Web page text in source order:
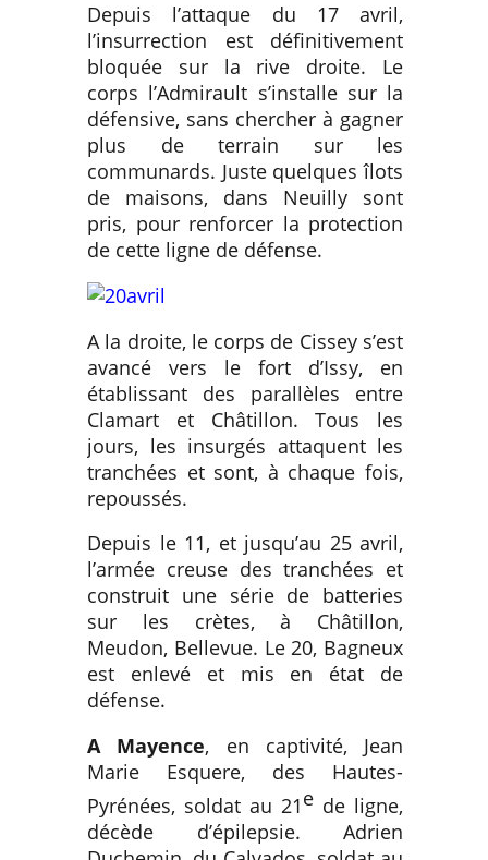
Depuis l’attaque du 17 avril,
l’insurrection est définitivement
bloquée sur la rive droite. Le
corps l’Admirault s’installe sur la
défensive, sans chercher à gagner
plus de terrain sur les
communards. Juste quelques îlots
de maisons, dans Neuilly sont
pris, pour renforcer la protection
de cette ligne de défense.
A la droite, le corps de Cissey s’est
avancé vers le fort d’Issy, en
établissant des parallèles entre
Clamart et Châtillon. Tous les
jours, les insurgés attaquent les
tranchées et sont, à chaque fois,
repoussés.
Depuis le 11, et jusqu’au 25 avril,
l’armée creuse des tranchées et
construit une série de batteries
sur les crètes, à Châtillon,
Meudon, Bellevue. Le 20, Bagneux
est enlevé et mis en état de
défense.
A Mayence, en captivité, Jean
Marie Esquere, des Hautes-
Pyrénées, soldat au 21e de ligne,
décède d’épilepsie. Adrien